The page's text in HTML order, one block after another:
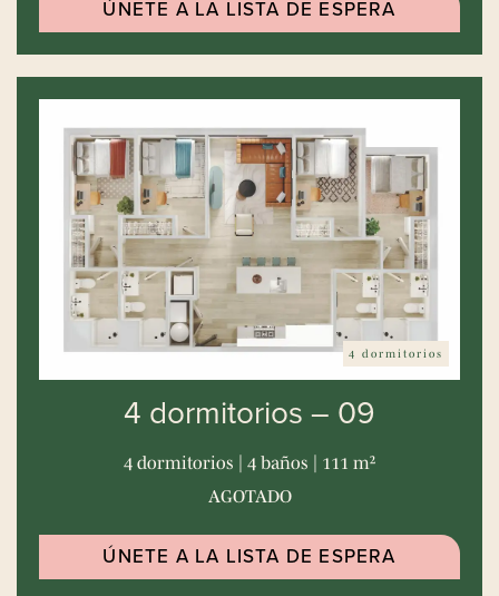
ÚNETE A LA LISTA DE ESPERA
4 dormitorios
4 dormitorios – 09
4 dormitorios | 4 baños | 111 m²
AGOTADO
ÚNETE A LA LISTA DE ESPERA